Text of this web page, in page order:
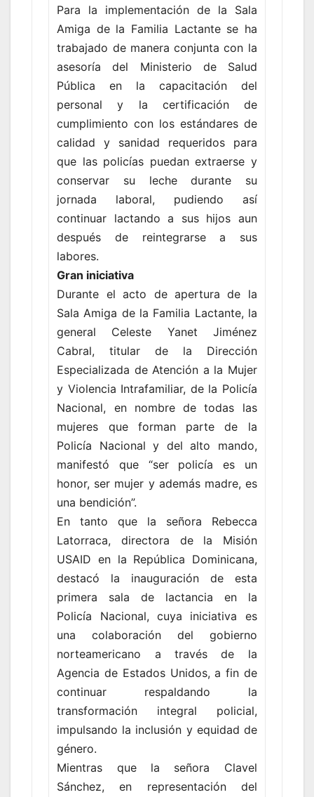
Para la implementación de la Sala
Amiga de la Familia Lactante se ha
trabajado de manera conjunta con la
asesoría del Ministerio de Salud
Pública en la capacitación del
personal y la certificación de
cumplimiento con los estándares de
calidad y sanidad requeridos para
que las policías puedan extraerse y
conservar su leche durante su
jornada laboral, pudiendo así
continuar lactando a sus hijos aun
después de reintegrarse a sus
labores.
Gran iniciativa
Durante el acto de apertura de la
Sala Amiga de la Familia Lactante, la
general Celeste Yanet Jiménez
Cabral, titular de la Dirección
Especializada de Atención a la Mujer
y Violencia Intrafamiliar, de la Policía
Nacional, en nombre de todas las
mujeres que forman parte de la
Policía Nacional y del alto mando,
manifestó que “ser policía es un
honor, ser mujer y además madre, es
una bendición”.
En tanto que la señora Rebecca
Latorraca, directora de la Misión
USAID en la República Dominicana,
destacó la inauguración de esta
primera sala de lactancia en la
Policía Nacional, cuya iniciativa es
una colaboración del gobierno
norteamericano a través de la
Agencia de Estados Unidos, a fin de
continuar respaldando la
transformación integral policial,
impulsando la inclusión y equidad de
género.
Mientras que la señora Clavel
Sánchez, en representación del